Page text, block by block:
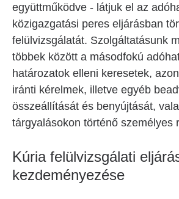
együttműködve - látjuk el az
közigazgatási peres eljárásban
felülvizsgálatát. Szolgáltatásunk
többek között a másodfokú
határozatok elleni keresetek,
iránti kérelmek, illetve egyéb
összeállítását és benyújtását,
tárgyalásokon történő személyes
Kúria felülvizsgálati
kezdeményezése